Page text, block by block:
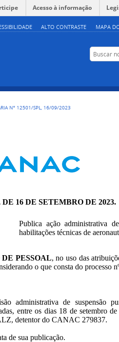
ALTO CONTRASTE MAPA
Acesso à informação
Buscar no
Nº 12501/SPL, 16/09/2023
DE 16 DE SETEMBRO DE 2023.
Publica ação administrativa
habilitações técnicas de
PESSOAL, no uso das
o que consta do processo
administrativa de suspensão
entre os dias 18 de setembro
detentor do CANAC 279837.
de sua publicação.